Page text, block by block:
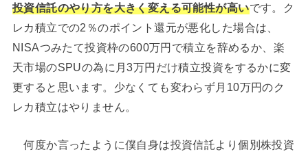
投資信託のやり方を大きく変える可能性が高いです。ク
レカ積立での2％のポイント還元が悪化した場合は、
NISAつみたて投資枠の600万円で積立を辞めるか、楽
天市場のSPUの為に月3万円だけ積立投資をするかに変
更すると思います。少なくても変わらず月10万円のク
レカ積立はやりません。
何度か言ったように僕自身は投資信託より個別株投資